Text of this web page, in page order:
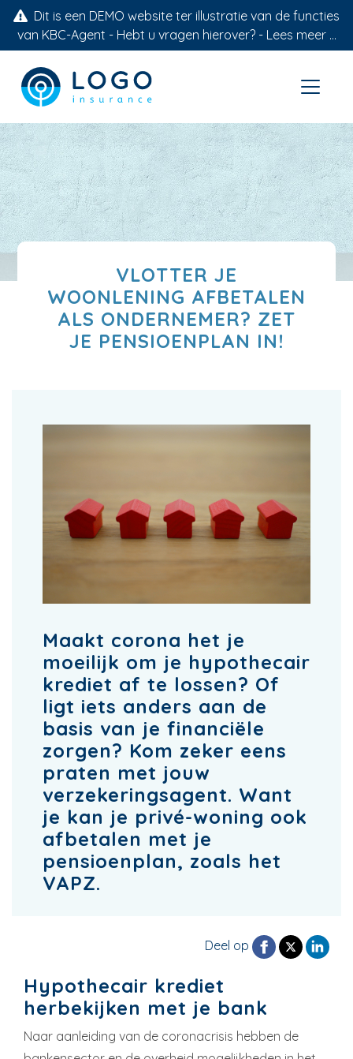
Dit is een DEMO website ter illustratie van de functies
van KBC-Agent - Hebt u vragen hierover? - Lees meer ...
VLOTTER JE
WOONLENING AFBETALEN
ALS ONDERNEMER? ZET
JE PENSIOENPLAN IN!
Maakt corona het je
moeilijk om je hypothecair
krediet af te lossen? Of
ligt iets anders aan de
basis van je financiële
zorgen? Kom zeker eens
praten met jouw
verzekeringsagent. Want
je kan je privé-woning ook
afbetalen met je
pensioenplan, zoals het
VAPZ.
Deel op
Hypothecair krediet
herbekijken met je bank
Naar aanleiding van de coronacrisis hebben de